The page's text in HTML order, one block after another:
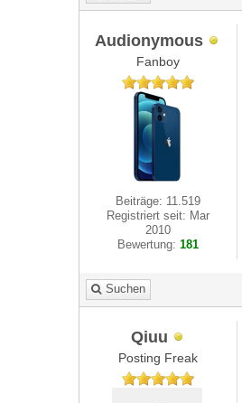
Audionymous
Fanboy
Beiträge: 11.519
Registriert seit: Mar
2010
Bewertung:181
Suchen
Qiuu
Posting Freak